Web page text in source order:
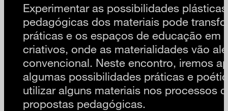
Experimentar as possibilidades
pedagógicas dos materiais pode
práticas e os espaços de educação em
criativos, onde as materialidades vão
convencional. Neste encontro, iremos
algumas possibilidades práticas e
utilizar alguns materiais nos processos
propostas pedagógicas.